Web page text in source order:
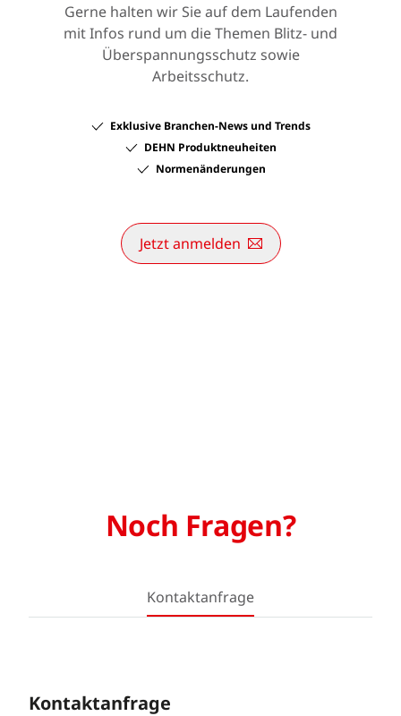
Gerne halten wir Sie auf dem Laufenden
mit Infos rund um die Themen Blitz- und
Überspannungsschutz sowie
Arbeitsschutz.
Exklusive Branchen-News und Trends
DEHN Produktneuheiten
Normenänderungen
Jetzt anmelden
Noch Fragen?
Kontaktanfrage
Kontaktanfrage